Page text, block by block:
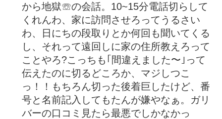
から地獄☏の会話。10~15分電話切らして
くれんわ、家に訪問させろってうるさい
わ、日にちの段取りとか何回も聞いてくる
し、それって遠回しに家の住所教えろって
ことやろ?こっちも｢間違えました〜｣って
伝えたのに切るどころか、マジしつこ
っ！！もちろん切った後着巨したけど、番
号と名前記入してもたんが嫌やなぁ。ガリ
バーの口コミ見たら最悪でしかなかっ